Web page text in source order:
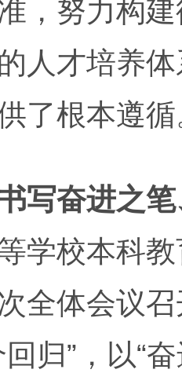
，努力构
人才培养
了根本遵
写奋进之
学校本科
全体会议
归”，以“